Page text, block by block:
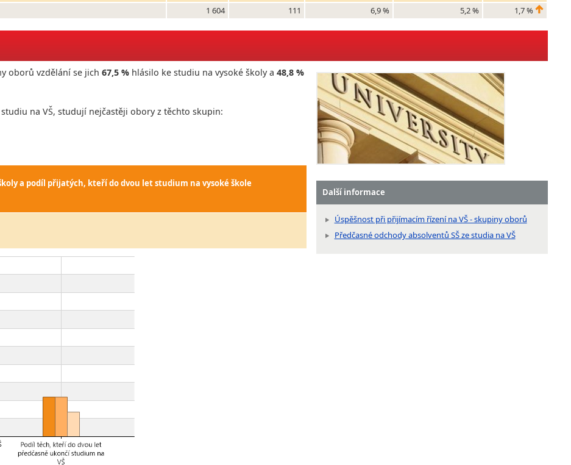
1 604 111 6,9 % 5,2 % 1,7 %
oborů vzdělání se jich 67,5 % hlásilo ke studiu na vysoké školy a 48,8 %
na VŠ, studují nejčastěji obory z těchto skupin:
a podíl přijatých, kteří do dvou let studium na vysoké škole
Další informace
Úspěšnost při přijímacím řízení na VŠ - skupiny oborů
Předčasné odchody absolventů SŠ ze studia na VŠ